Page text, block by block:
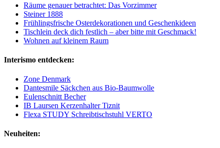
Räume genauer betrachtet: Das Vorzimmer
Steiner 1888
Frühlingsfrische Osterdekorationen und Geschenkideen
Tischlein deck dich festlich – aber bitte mit Geschmack!
Wohnen auf kleinem Raum
Interismo entdecken:
Zone Denmark
Dantesmile Säckchen aus Bio-Baumwolle
Eulenschnitt Becher
IB Laursen Kerzenhalter Tiznit
Flexa STUDY Schreibtischstuhl VERTO
Neuheiten: